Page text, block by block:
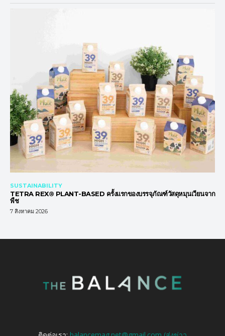
SUSTAINABILITY
TETRA REX® PLANT-BASED ครั้งแรกของบรรจุภัณฑ์วัสดุหมุนเวียนจาก
พืช
7 สิงหาคม 2026